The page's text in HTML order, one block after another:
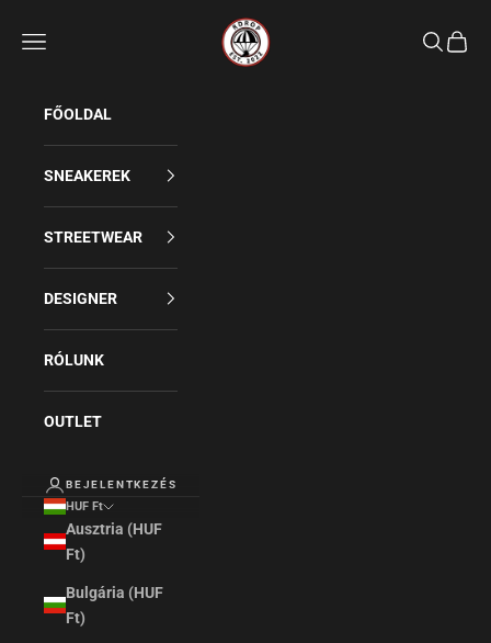
Rdrop
Keresés
FŐOLDAL
SNEAKEREK
STREETWEAR
DESIGNER
RÓLUNK
OUTLET
BEJELENTKEZÉS
HUF Ft
Ausztria (HUF
Ft)
Bulgária (HUF
Ft)